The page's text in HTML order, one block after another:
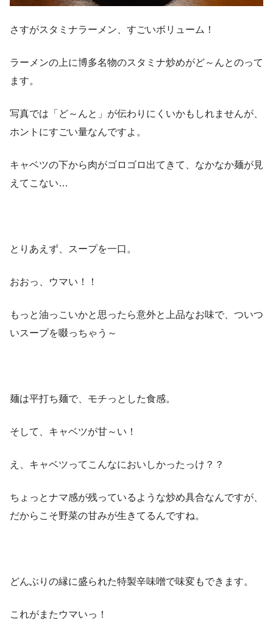
さすがスタミナラーメン、すごいボリューム！
ラーメンの上に博多名物のスタミナ炒めがど～んとのって
ます。
写真では「ど～んと」が伝わりにくいかもしれませんが、
ホントにすごい量なんですよ。
キャベツの下から肉がゴロゴロ出てきて、なかなか麺が見
えてこない…
とりあえず、スープを一口。
おおっ、ウマい！！
もっと油っこいかと思ったら意外と上品なお味で、ついつ
いスープを啜っちゃう～
麺は平打ち麺で、モチっとした食感。
そして、キャベツが甘～い！
え、キャベツってこんなにおいしかったっけ？？
ちょっとナマ感が残っているような炒め具合なんですが、
だからこそ野菜の甘みが生きてるんですね。
どんぶりの縁に盛られた特製辛味噌で味変もできます。
これがまたウマいっ！